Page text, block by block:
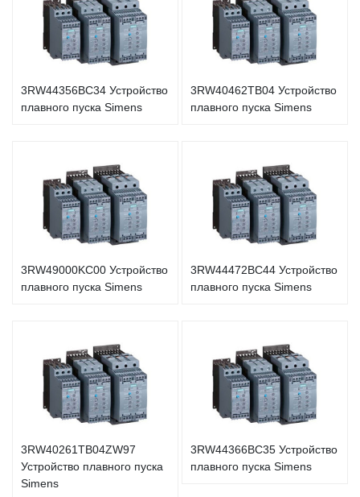
3RW44356BC34 Устройство
плавного пуска Simens
3RW40462TB04 Устройство
плавного пуска Simens
3RW49000KC00 Устройство
плавного пуска Simens
3RW44472BC44 Устройство
плавного пуска Simens
3RW40261TB04ZW97
Устройство плавного пуска
Simens
3RW44366BC35 Устройство
плавного пуска Simens